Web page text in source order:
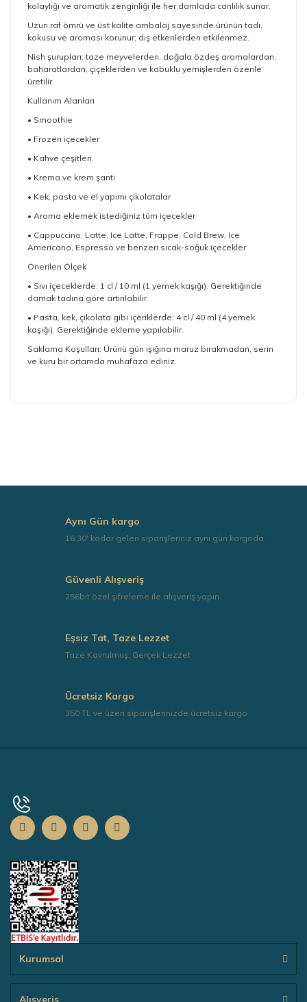
kolaylığı ve aromatik zenginliği ile her damlada canlılık sunar.
Uzun raf ömrü ve üst kalite ambalaj sayesinde ürünün tadı,
kokusu ve aroması korunur; dış etkenlerden etkilenmez.
Nish şurupları; taze meyvelerden, doğala özdeş aromalardan,
baharatlardan, çiçeklerden ve kabuklu yemişlerden özenle
üretilir.
Kullanım Alanları
• Smoothie
• Frozen içecekler
• Kahve çeşitleri
• Krema ve krem şanti
• Kek, pasta ve el yapımı çikolatalar
• Aroma eklemek istediğiniz tüm içecekler
• Cappuccino, Latte, Ice Latte, Frappe, Cold Brew, Ice
Americano, Espresso ve benzeri sıcak-soğuk içecekler
Önerilen Ölçek
• Sıvı içeceklerde: 1 cl / 10 ml (1 yemek kaşığı). Gerektiğinde
damak tadına göre artırılabilir.
• Pasta, kek, çikolata gibi içeriklerde: 4 cl / 40 ml (4 yemek
kaşığı). Gerektiğinde ekleme yapılabilir.
Saklama Koşulları: Ürünü gün ışığına maruz bırakmadan, serin
ve kuru bir ortamda muhafaza ediniz.
Ürün fiyatı diğer sitelerden daha pahalı.
Gönder
Aynı Gün kargo
16:30' kadar gelen siparişleriniz aynı gün kargoda.
Güvenli Alışveriş
256bit özel şifreleme ile alışveriş yapın.
Eşsiz Tat, Taze Lezzet
Taze Kavrulmuş, Gerçek Lezzet
Ücretsiz Kargo
350 TL ve üzeri siparişlerinizde ücretsiz kargo
Kurumsal
Alışveriş